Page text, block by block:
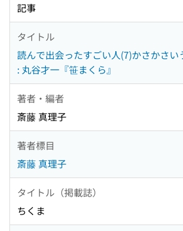
記事
タイトル
読んで出会ったすごい人(7)かさかさい
: 丸谷才一『笹まくら』
著者・編者
斎藤 真理子
著者標目
斎藤 真理子
タイトル（掲載誌）
ちくま